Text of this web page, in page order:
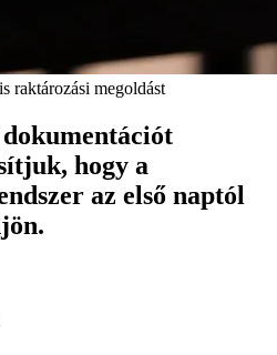
raktározási megoldást
hogy a
az első naptól